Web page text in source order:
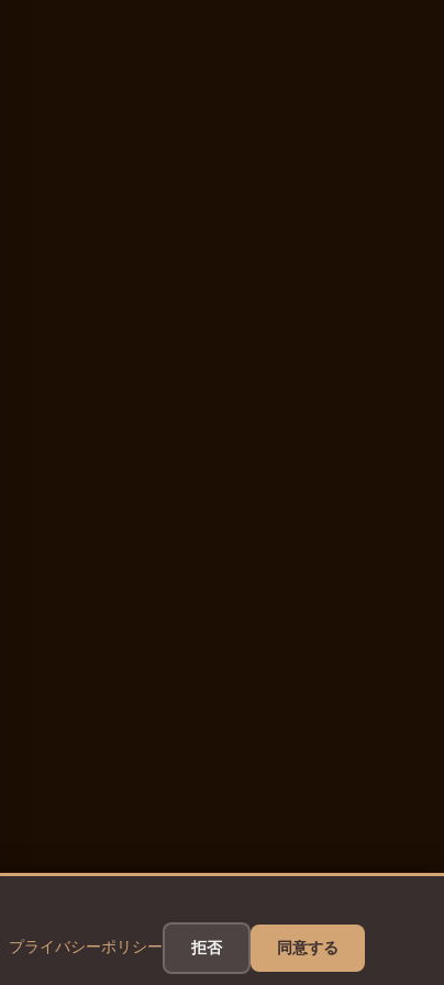
プライバシーポリシー 拒否 同意する